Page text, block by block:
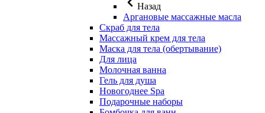
Назад
Аргановые массажные масла
Скраб для тела
Массажный крем для тела
Маска для тела (обертывание)
Для лица
Молочная ванна
Гель для душа
Новогоднее Spa
Подарочные наборы